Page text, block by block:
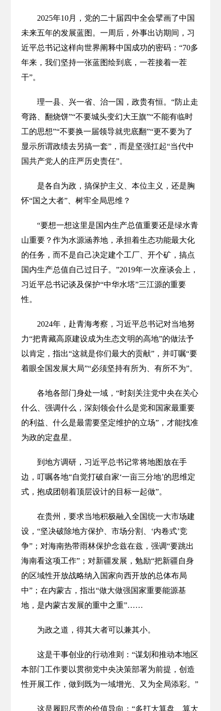
2025年10月，党的二十届四中全会擘画了中国
未来五年的发展蓝图。一周后，外事出访期间，习
近平总书记这样向世界阐释中国成功的密码：“70多
年来，我们坚持一张蓝图绘到底，一茬接着一茬
干”。
理一县、兴一省、治一国，政贵有恒。“防止走
弯路、翻烧饼”“不要城头变幻大王旗”“不能有临时
工的思想”“不要换一届领导就兜底翻”“更不要为了
显示所谓政绩去另搞一套”，而是坚强扛起“当代中
国共产党人的庄严历史责任”。
是各自为政，搞保护主义、本位主义，还是胸
怀“国之大者”、树牢全局思维？
“要想一想这里是国内生产总值重要还是绿水青
山重要？作为水源涵养地，承担着生态功能最大化
的任务，而不是自己决定建个工厂、开个矿，搞点
国内生产总值自己过日子。”2019年一次座谈会上，
习近平总书记谈及保护“中华水塔”三江源的重要
性。
2024年，赴青海考察，习近平总书记对当地努
力“把青藏高原建设成为生态文明的高地”的做法予
以肯定，指出“这就是你们最大的贡献”，并叮嘱“要
着眼全国发展大局”“必须坚持有所为、有所不为”。
各地各部门身处一域，“时刻关注党中央在关心
什么、强调什么，深刻领会什么是党和国家最重要
的利益、什么是最需要坚定维护的立场”，才能找准
为政的定盘星。
到地方调研，习近平总书记常将地图放在手
边，叮嘱各地“自觉打破自家‘一亩三分地’的思维定
式，抱成团朝着顶层设计的目标一起做”。
在贵州，要求当地积极融入全国统一大市场建
设，“坚决破除地方保护、市场分割、‘内卷式’竞
争”；对海南热带雨林保护念兹在兹，强调“要跳出
海南看这项工作”；对新疆发展，勉励“把新疆自身
的区域性开放战略纳入国家向西开放的总体布局
中”；在内蒙古，指出“做大做强国家重要能源基
地，是内蒙古发展的重中之重”……
为政之道，得其大者可以兼其小。
这是干事创业的行动准则：“谋划和推动本地区
本部门工作要以贯彻党中央决策部署为前提，创造
性开展工作，做到既为一域增光、又为全局添彩。”
这是履职尽责的价值导向：“多打大算盘、算大